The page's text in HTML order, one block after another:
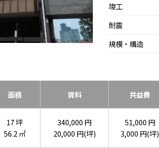
竣工
耐震
規模・構造
面積 賃料 共益費
17 坪
56.2 ㎡
340,000 円
20,000 円(坪)
51,000 円
3,000 円(坪)